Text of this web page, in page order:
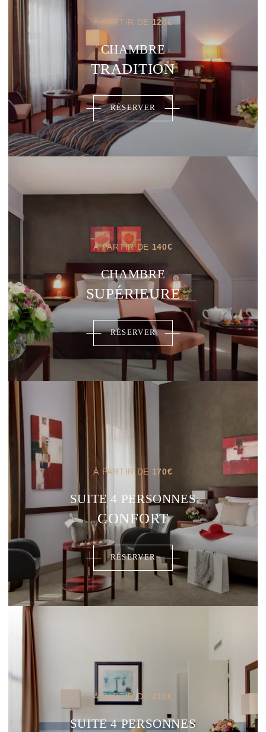
TRADITION
CHAMBRE
À PARTIR DE 120€
RÉSERVER
SUPÉRIEURE
CHAMBRE
À PARTIR DE 140€
RÉSERVER
CONFORT
SUITE 4 PERSONNES
À PARTIR DE 170€
RÉSERVER
SUITE 4 PERSONNES
À PARTIR DE 210€